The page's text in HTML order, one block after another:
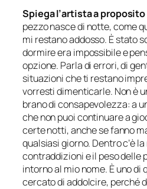
Spiega l’artista a
pezzo nasce di notte, come
mi restano addosso. È stato
dormire era impossibile e
opzione. Parla di errori, di
situazioni che ti restano
vorresti dimenticarle. Non è
brano di consapevolezza: a
che non puoi continuare a
certe notti, anche se fanno
qualsiasi giorno. Dentro c’è
contraddizioni e il peso delle
intorno al mio nome. È uno di
cercato di addolcire, perché